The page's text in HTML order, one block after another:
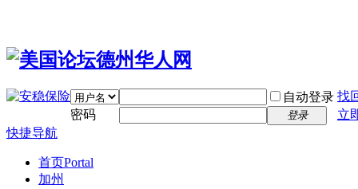
自动登录 找
密码
登录
立
快捷导航
首页Portal
加州